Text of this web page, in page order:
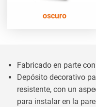
oscuro
Fabricado en parte
Depósito decorativo
resistente, con un
para instalar en la